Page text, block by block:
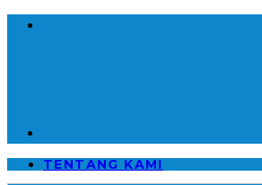
TENTANG KAMI